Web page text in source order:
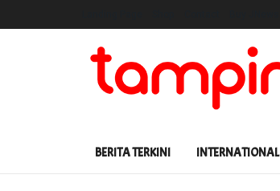
BERITA TERKINI INTERNATIONAL